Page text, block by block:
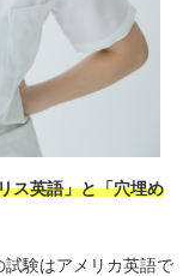
ス英語」と「穴埋め
験はアメリカ英語で